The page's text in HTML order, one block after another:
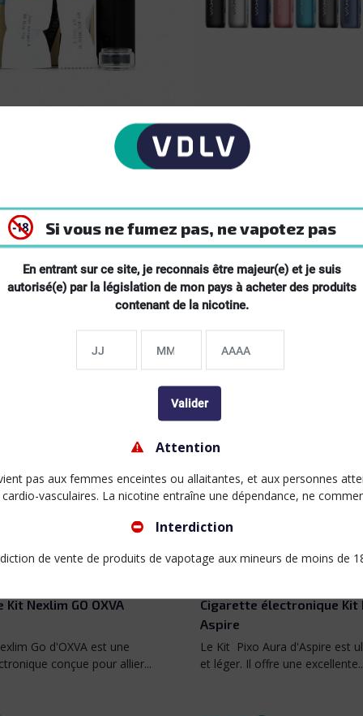
Si vous ne fumez pas, ne vapotez pas
En entrant sur ce site, je reconnais être majeur(e) et je suis
autorisé(e) par la législation de mon pays à acheter des produits
contenant de la nicotine.
Valider
Attention
pas aux femmes enceintes ou allaitantes, et aux personnes
vasculaires. La nicotine entraîne une dépendance, ne
Interdiction
de vente de produits de vapotage aux mineurs de moins de
Midnight Blue
Ruby Red
Silky Brown
Kit Pod ONEO OXVA
électronique
Prix
22.90 €
Achat rapide
Nexlim GO OXVA
Go d'OXVA est une
conçue pour allier...
Carbon Black
Crismon Red
Graffiti Grey
Speed Blue
Cigarette électronique Kit
Aspire
Le Kit Pixo Aura d'Aspire est
et léger. Il offre une